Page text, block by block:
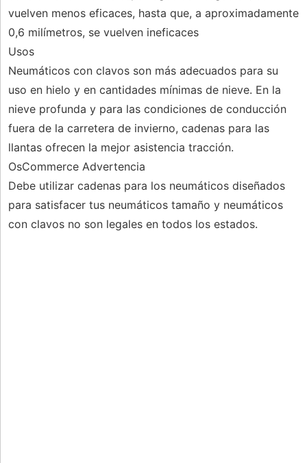
vuelven menos eficaces, hasta que, a aproximadamente
0,6 milímetros, se vuelven ineficaces
Usos
Neumáticos con clavos son más adecuados para su
uso en hielo y en cantidades mínimas de nieve. En la
nieve profunda y para las condiciones de conducción
fuera de la carretera de invierno, cadenas para las
llantas ofrecen la mejor asistencia tracción.
OsCommerce Advertencia
Debe utilizar cadenas para los neumáticos diseñados
para satisfacer tus neumáticos tamaño y neumáticos
con clavos no son legales en todos los estados.